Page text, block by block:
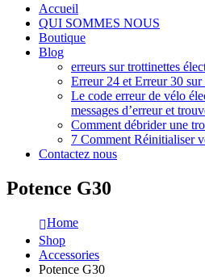
Accueil
QUI SOMMES NOUS
Boutique
Blog
erreurs sur trottinettes
Erreur 24 et Erreur 30
Le code erreur de vélo
messages d’erreur et
Comment débrider une
7 Comment Réinitialiser
Contactez nous
Potence G30
Home
Shop
Accessories
Potence G30